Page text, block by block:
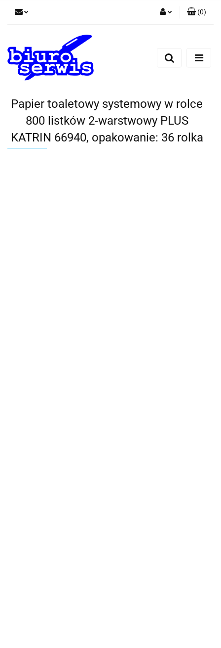
Zarejestruj się
(0)
Papier toaletowy systemowy w rolce
800 listków 2-warstwowy PLUS
KATRIN 66940, opakowanie: 36 rolka